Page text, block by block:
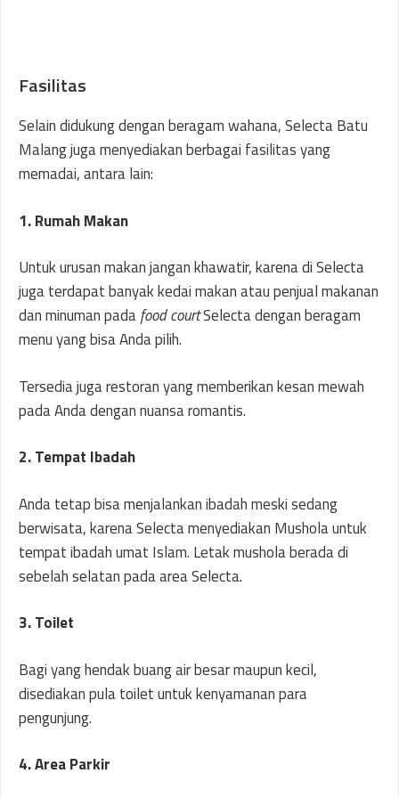
Fasilitas
Selain didukung dengan beragam wahana, Selecta Batu
Malang juga menyediakan berbagai fasilitas yang
memadai, antara lain:
1. Rumah Makan
Untuk urusan makan jangan khawatir, karena di Selecta
juga terdapat banyak kedai makan atau penjual makanan
dan minuman padafood courtSelecta dengan beragam
menu yang bisa Anda pilih.
Tersedia juga restoran yang memberikan kesan mewah
pada Anda dengan nuansa romantis.
2. Tempat Ibadah
Anda tetap bisa menjalankan ibadah meski sedang
berwisata, karena Selecta menyediakan Mushola untuk
tempat ibadah umat Islam. Letak mushola berada di
sebelah selatan pada area Selecta.
3. Toilet
Bagi yang hendak buang air besar maupun kecil,
disediakan pula toilet untuk kenyamanan para
pengunjung.
4. Area Parkir